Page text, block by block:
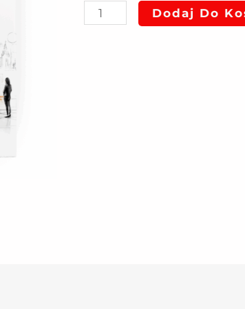
rata
Dodaj Do